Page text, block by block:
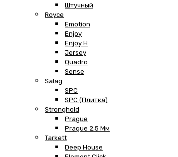
Штучный
Royce
Emotion
Enjoy
Enjoy H
Jersey
Quadro
Sense
Salag
SPC
SPC (плитка)
Stronghold
Prague
Prague 2,5 Мм
Tarkett
Deep House